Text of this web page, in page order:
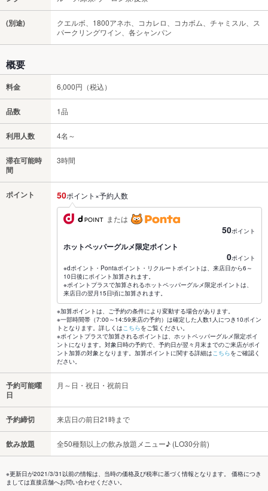
(別途)
クエルボ、1800アネホ、コカレロ、コカボム、チャミスル、ス
パークリングワイン、各シャンパン
概要
料金 6,000円（税込）
品数 1品
利用人数 4名～
滞在可能時
間
3時間
ポイント 50ポイント×予約人数
または
50ポイント
ホットペッパーグルメ限定ポイント
0ポイント
※dポイント・Pontaポイント・リクルートポイントは、来店日から6～
10日後にポイント加算されます。
※ポイントプラスで加算されるホットペッパーグルメ限定ポイントは、
来店日の翌月15日頃に加算されます。
※加算ポイントは、ご予約の条件により変動する場合があります。
※一部時間帯（7:00～14:59来店の予約）は確定した人数1人につき10ポイン
トとなります。詳しくはこちらをご覧ください。
※ポイントプラスで加算されるポイントは、ホットペッパーグルメ限定ポイ
ントになります。対象日時の予約で、予約日が翌々月末までのご来店がポイ
ント加算の対象となります。加算ポイントに関する詳細はこちらをご確認く
ださい。
予約可能曜
日
月～日・祝日・祝前日
予約締切 来店日の前日21時まで
飲み放題 全50種類以上の飲み放題メニュー♪ (LO30分前)
※更新日が2021/3/31以前の情報は、当時の価格及び税率に基づく情報となります。 価格につき
ましては直接店舗へお問い合わせください。